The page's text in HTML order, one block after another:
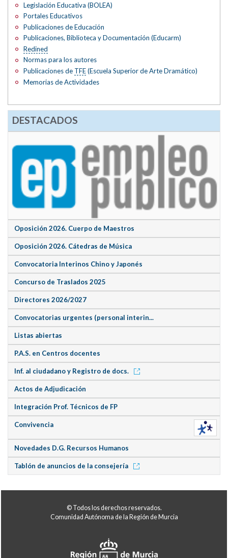
Legislación Educativa (BOLEA)
Portales Educativos
Publicaciones de Educación
Publicaciones, Biblioteca y Documentación (Educarm)
Redined
Normas para los autores
Publicaciones de TFE(Escuela Superior de Arte Dramático)
Memorias de Actividades
DESTACADOS
Oposición 2026. Cuerpo de Maestros
Oposición 2026. Cátedras de Música
Convocatoria Interinos Chino y Japonés
Concurso de Traslados 2025
Directores 2026/2027
Convocatorias urgentes (personal interin...
Listas abiertas
P.A.S. en Centros docentes
Inf. al ciudadano y Registro de docs.
Actos de Adjudicación
Integración Prof. Técnicos de FP
Convivencia
Novedades D.G. Recursos Humanos
Tablón de anuncios de la consejería
© Todos los derechos reservados.
Comunidad Autónoma de la Región de Murcia